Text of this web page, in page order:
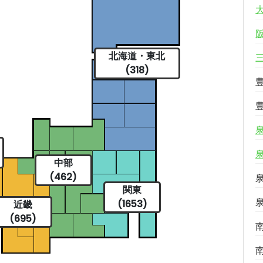
北海道・東北
(318)
関東
(1653)
中部
(462)
近畿
(695)